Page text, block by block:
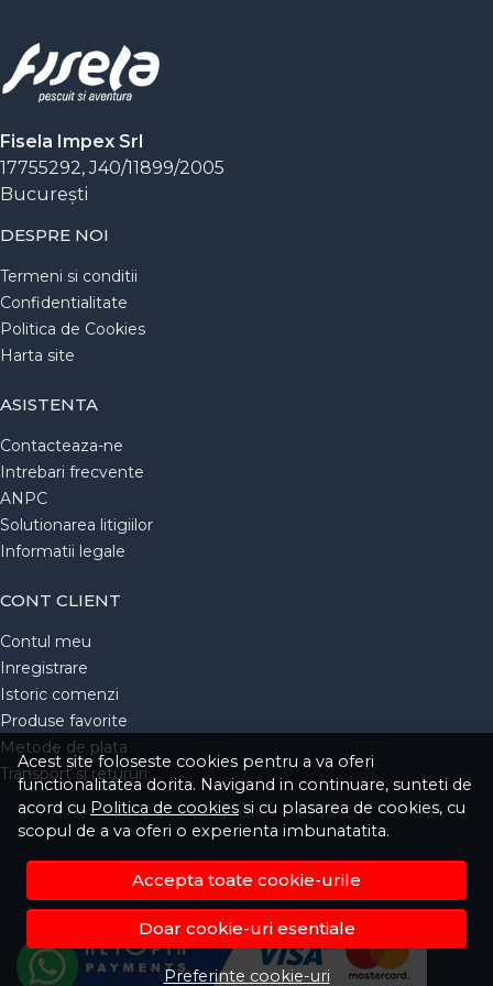
Descoperă gama de cizme de vânătoare la Fisela și
alege echipamentul pe care te poți baza în orice
Acest site foloseste cookies pentru a va oferi
functionalitatea dorita. Navigand in continuare, sunteti de
acord cu Politica de cookies si cu plasarea de cookies, cu
scopul de a va oferi o experienta imbunatatita.
Accepta toate cookie-urile
Doar cookie-uri esentiale
Preferinte cookie-uri
Fisela Impex Srl
17755292, J40/11899/2005
Bucureşti
DESPRE NOI
Termeni si conditii
Confidentialitate
Politica de Cookies
Harta site
ASISTENTA
Contacteaza-ne
Intrebari frecvente
ANPC
Solutionarea litigiilor
Informatii legale
CONT CLIENT
Contul meu
Inregistrare
Istoric comenzi
Produse favorite
Metode de plata
Transport si retururi